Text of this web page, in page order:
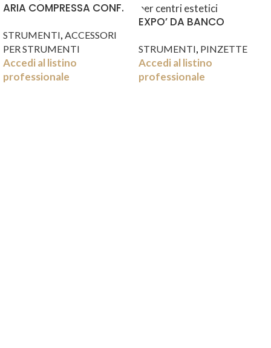
ARIA COMPRESSA CONF.
STRUMENTI, ACCESSORI
PER STRUMENTI
Accedi al listino
professionale
EXPO’ DA BANCO
STRUMENTI, PINZETTE
Accedi al listino
professionale